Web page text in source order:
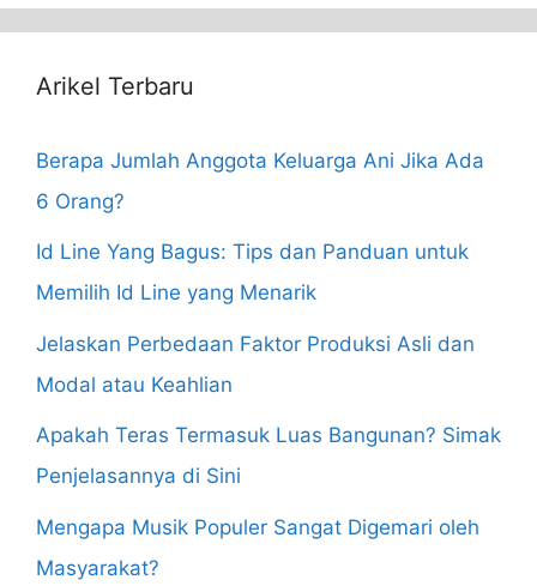
Arikel Terbaru
Berapa Jumlah Anggota Keluarga Ani Jika Ada
6 Orang?
Id Line Yang Bagus: Tips dan Panduan untuk
Memilih Id Line yang Menarik
Jelaskan Perbedaan Faktor Produksi Asli dan
Modal atau Keahlian
Apakah Teras Termasuk Luas Bangunan? Simak
Penjelasannya di Sini
Mengapa Musik Populer Sangat Digemari oleh
Masyarakat?